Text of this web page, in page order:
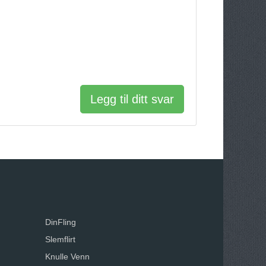
Legg til ditt svar
DinFling
Slemflirt
Knulle Venn